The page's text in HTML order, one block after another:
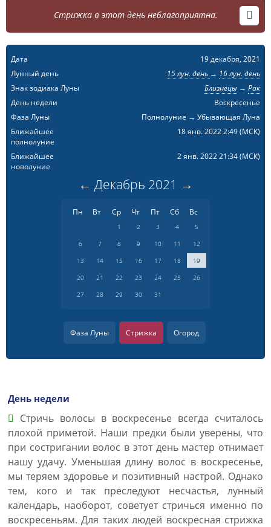
Стрижка в этот день неблагоприятна.
Дата
19 декабря, 2021
Лунный день
15 лун. день → 16 лун. день
Знак зодиака Луны
Близнецы→ Рак
День недели
Воскресенье
Фаза Луны
Полнолуние → Убывающая Луна
Ближайшее
полнолуние
18 янв. 2022 2:49(МСК)
Ближайшее
новолуние
2 янв. 2022 21:34(МСК)
← Декабрь 2021 →
Пн Вт Ср Чт Пт Сб Вс
1 2 3 4
5
6
7 8 9 10 11
12
13
14 15 16 17 18
19
20
21 22 23 24 25
26
27
28 29 30 31
Фаза Луны Стрижка Огород
День недели
Стричь волосы в воскресенье всегда считалось
плохой приметой. Наши предки были уверены, что
при состригании волос в этот день мастер отнимает
нашу удачу. Уменьшая длину волос в воскресенье,
мы теряем здоровье и позитивный настрой. Однако
тем, кого и так преследуют несчастья, лунный
календарь, наоборот, советует стричься именно по
воскресеньям. Для таких людей воскресная стрижка